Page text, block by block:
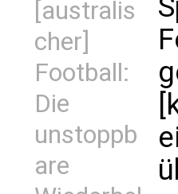
[australis
cher]
Football:
Die
unstoppb
are